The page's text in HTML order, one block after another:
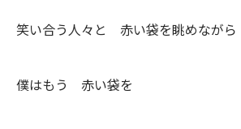
笑い合う人々と 赤い袋を眺めながら
僕はもう 赤い袋を